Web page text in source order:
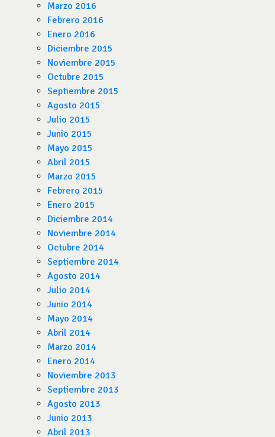
Marzo 2016
Febrero 2016
Enero 2016
Diciembre 2015
Noviembre 2015
Octubre 2015
Septiembre 2015
Agosto 2015
Julio 2015
Junio 2015
Mayo 2015
Abril 2015
Marzo 2015
Febrero 2015
Enero 2015
Diciembre 2014
Noviembre 2014
Octubre 2014
Septiembre 2014
Agosto 2014
Julio 2014
Junio 2014
Mayo 2014
Abril 2014
Marzo 2014
Enero 2014
Noviembre 2013
Septiembre 2013
Agosto 2013
Junio 2013
Abril 2013